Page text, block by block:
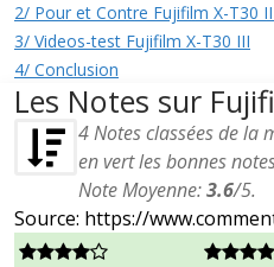
2/ Pour et Contre Fujifilm X-T30
3/ Videos-test Fujifilm X-T30 III
4/ Conclusion
Les Notes sur
4Notes classées de la
en vert les bonnes
Note Moyenne:3.6/5.
Source: https://